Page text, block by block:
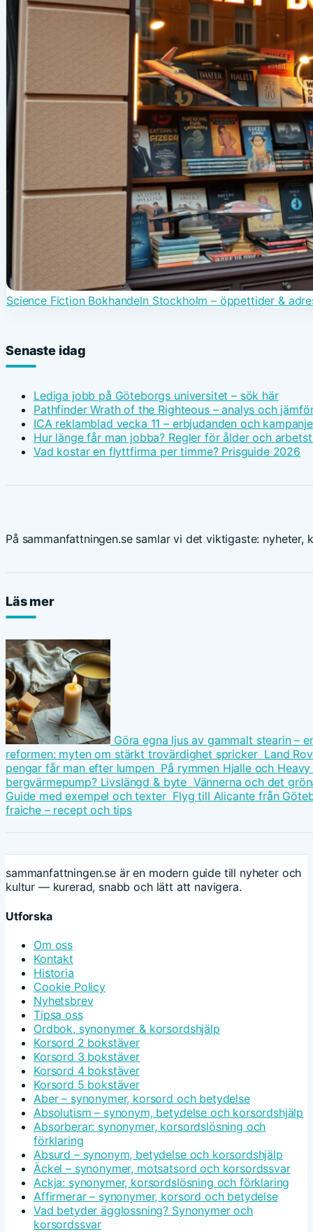
Science Fiction Bokhandeln Stockholm – öppettider &
Senaste idag
Lediga jobb på Göteborgs universitet – sök här
Pathfinder Wrath of the Righteous – analys och
ICA reklamblad vecka 11 – erbjudanden och
Hur länge får man jobba? Regler för ålder och
Vad kostar en flyttfirma per timme? Prisguide 2026
På sammanfattningen.se samlar vi det viktigaste: nyheter,
Läs mer
Göra egna ljus av gammalt stearin –
reformen: myten om stärkt trovärdighet spricker Land
pengar får man efter lumpen På rymmen Hjalle och
bergvärmepump? Livslängd & byte Vännerna och det
Guide med exempel och texter Flyg till Alicante från
fraiche – recept och tips
sammanfattningen.se är en modern guide till nyheter och
kultur — kurerad, snabb och lätt att navigera.
Utforska
Om oss
Kontakt
Historia
Cookie Policy
Nyhetsbrev
Tipsa oss
Ordbok, synonymer & korsordshjälp
Korsord 2 bokstäver
Korsord 3 bokstäver
Korsord 4 bokstäver
Korsord 5 bokstäver
Aber – synonymer, korsord och betydelse
Absolutism – synonym, betydelse och korsordshjälp
Absorberar: synonymer, korsordslösning och
förklaring
Absurd – synonym, betydelse och korsordshjälp
Äckel – synonymer, motsatsord och korsordssvar
Ackja: synonymer, korsordslösning och förklaring
Affirmerar – synonymer, korsord och betydelse
Vad betyder ägglossning? Synonymer och
korsordssvar